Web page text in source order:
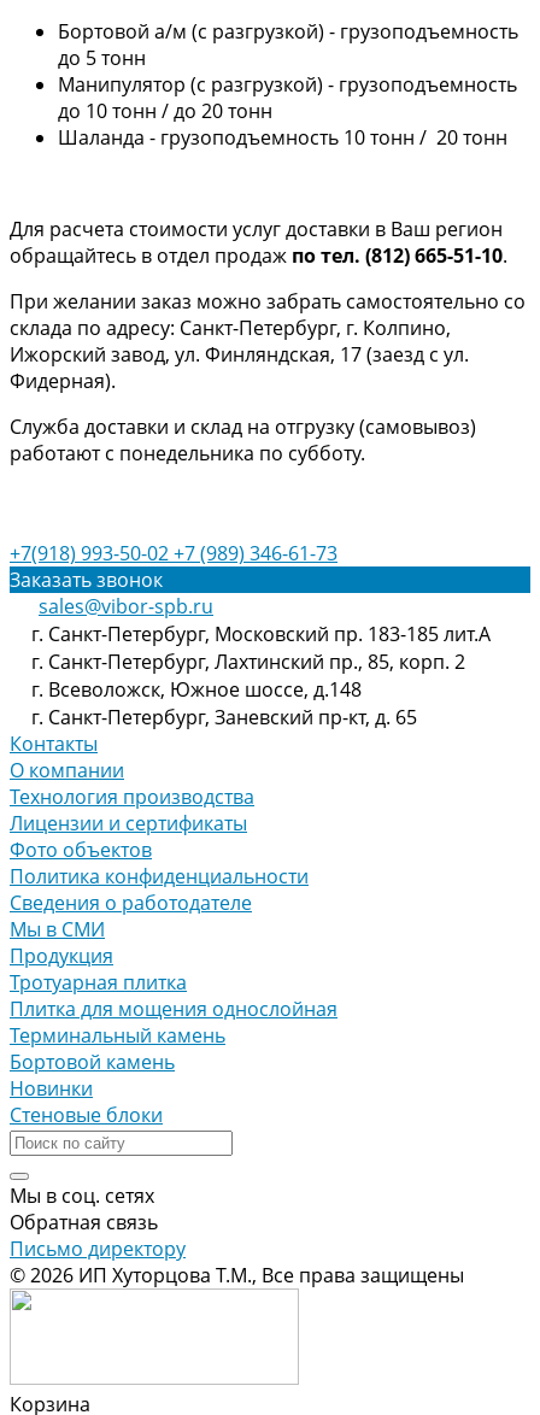
Бортовой а/м (с разгрузкой) - грузоподъемность
до 5 тонн
Манипулятор (с разгрузкой) - грузоподъемность
до 10 тонн / до 20 тонн
Шаланда - грузоподъемность 10 тонн / 20 тонн
Для расчета стоимости услуг доставки в Ваш регион
обращайтесь в отдел продаж по тел. (812) 665-51-10.
При желании заказ можно забрать самостоятельно со
склада по адресу: Санкт-Петербург, г. Колпино,
Ижорский завод, ул. Финляндская, 17 (заезд с ул.
Фидерная).
Служба доставки и склад на отгрузку (самовывоз)
работают с понедельника по субботу.
+7(918) 993-50-02+7 (989) 346-61-73
Заказать звонок
sales@vibor-spb.ru
г. Санкт-Петербург, Московский пр. 183-185 лит.А
г. Санкт-Петербург, Лахтинский пр., 85, корп. 2
г. Всеволожск, Южное шоссе, д.148
г. Санкт-Петербург, Заневский пр-кт, д. 65
Контакты
О компании
Технология производства
Лицензии и сертификаты
Фото объектов
Политика конфиденциальности
Сведения о работодателе
Мы в СМИ
Продукция
Тротуарная плитка
Плитка для мощения однослойная
Терминальный камень
Бортовой камень
Новинки
Стеновые блоки
Мы в соц. сетях
Обратная связь
Письмо директору
© 2026 ИП Хуторцова Т.М., Все права защищены
Корзина